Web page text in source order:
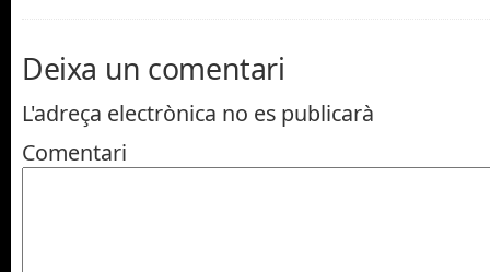
Deixa un comentari
L'adreça electrònica no es publicarà
Comentari